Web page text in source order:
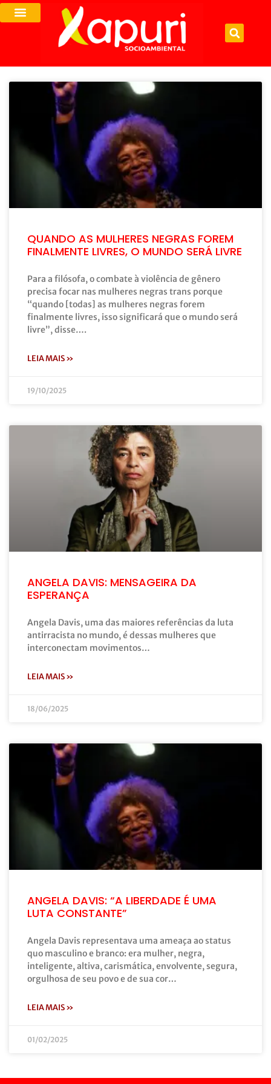
QUANDO AS MULHERES NEGRAS FOREM
FINALMENTE LIVRES, O MUNDO SERÁ LIVRE
Para a filósofa, o combate à violência de gênero
precisa focar nas mulheres negras trans porque
“quando [todas] as mulheres negras forem
finalmente livres, isso significará que o mundo será
livre”, disse….
LEIA MAIS »
19/10/2025
ANGELA DAVIS: MENSAGEIRA DA
ESPERANÇA
Angela Davis, uma das maiores referências da luta
antirracista no mundo, é dessas mulheres que
interconectam movimentos…
LEIA MAIS »
18/06/2025
ANGELA DAVIS: “A LIBERDADE É UMA
LUTA CONSTANTE”
Angela Davis representava uma ameaça ao status
quo masculino e branco: era mulher, negra,
inteligente, altiva, carismática, envolvente, segura,
orgulhosa de seu povo e de sua cor…
LEIA MAIS »
01/02/2025